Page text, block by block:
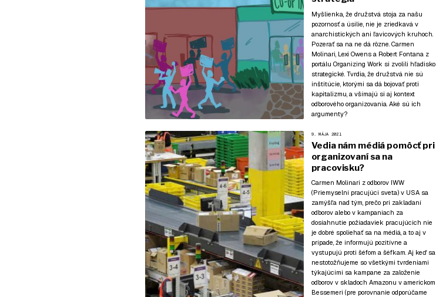
Myšlienka, že družstvá stoja za našu
pozornosť a úsilie, nie je zriedkavá v
anarchistických ani ľavicových kruhoch.
Pozerať sa na ne dá rôzne. Carmen
Molinari, Lexi Owens a Robert Fontana z
portálu Organizing Work si zvolili hľadisko
strategické. Tvrdia, že družstvá nie sú
inštitúcie, ktorými sa dá bojovať proti
kapitalizmu, a všímajú si aj kontext
odborového organizovania. Aké sú ich
argumenty?
9. MÁJA 2021
Vedia nám médiá pomôcť pri
organizovaní sa na
pracovisku?
Carmen Molinari z odborov IWW
(Priemyselní pracujúci sveta) v USA sa
zamýšľa nad tým, prečo pri zakladaní
odborov alebo v kampaniach za
dosiahnutie požiadaviek pracujúcich nie
je dobré spoliehať sa na médiá, a to aj v
prípade, že informujú pozitívne a
vystupujú proti šéfom a šéfkam. Aj keď sa
nestotožňujeme so všetkými tvrdeniami
týkajúcimi sa kampane za založenie
odborov v skladoch Amazonu v americkom
Bessemeri (pre porovnanie odporúčame